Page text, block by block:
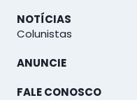
NOTÍCIAS
Colunistas
ANUNCIE
FALE CONOSCO